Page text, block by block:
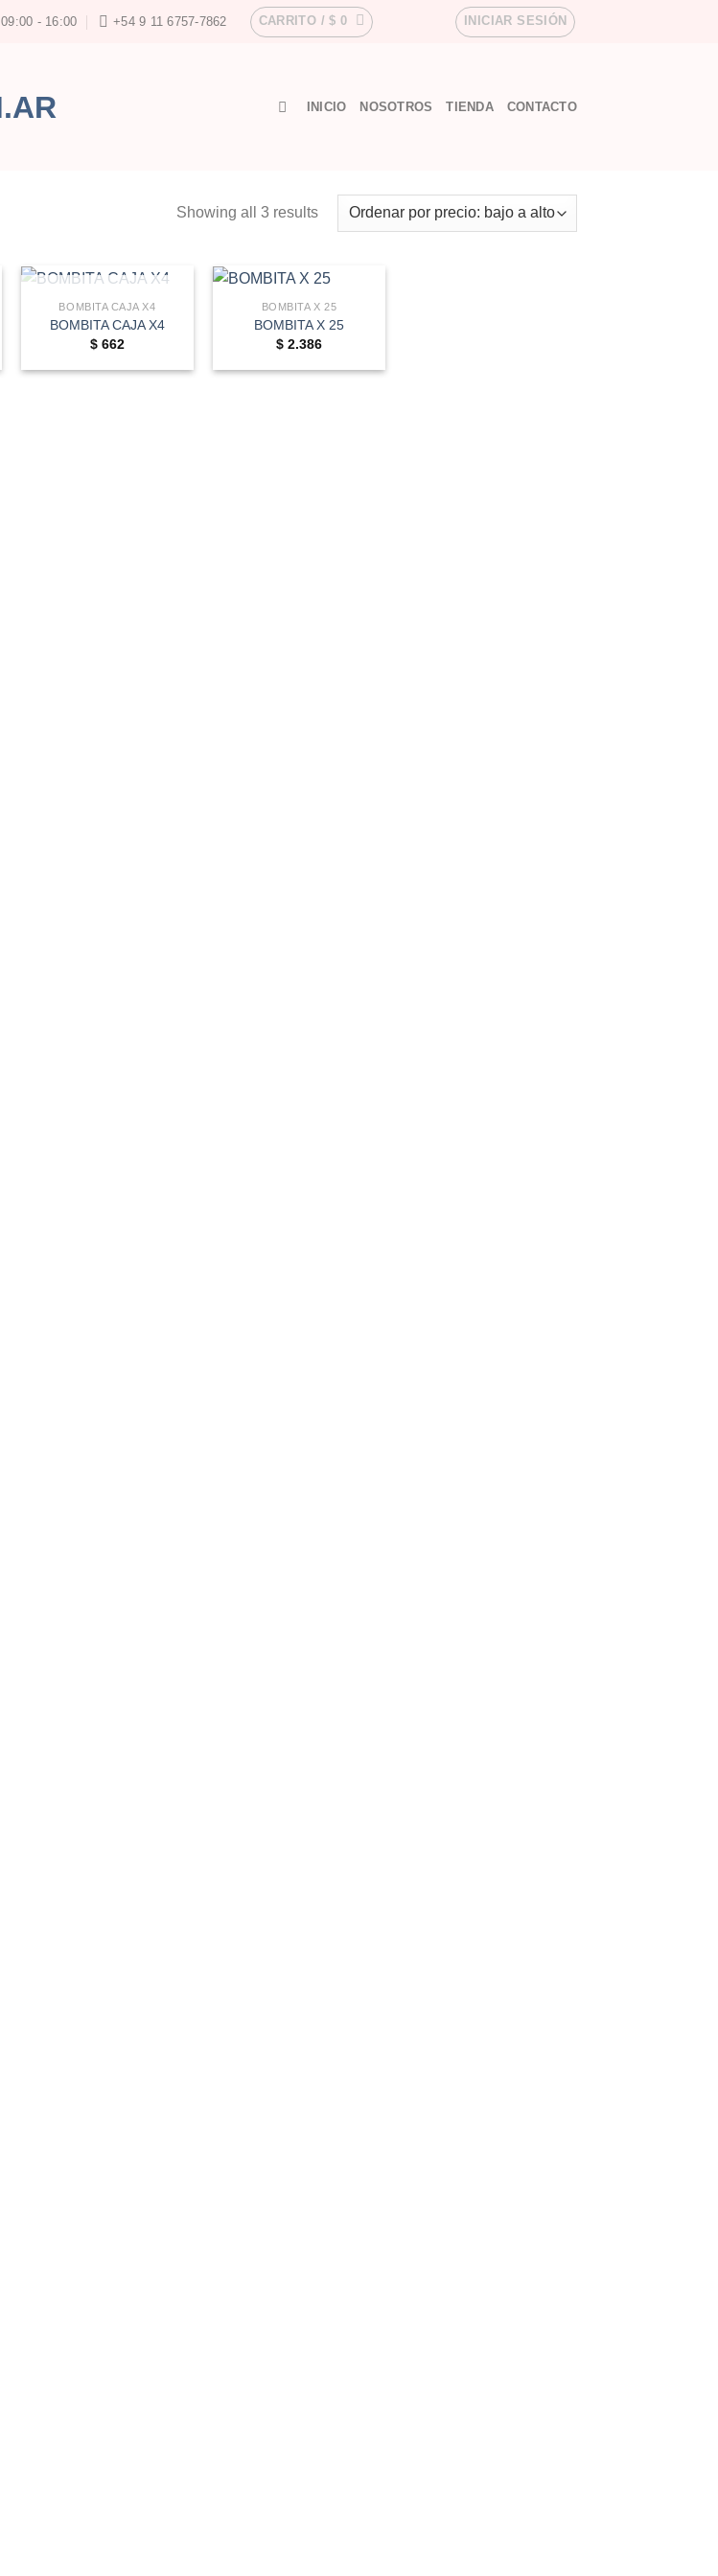
09:00 - 16:00 +54 9 11 6757-7862 CARRITO /$ 0 INICIAR SESIÓN
INICIO NOSOTROS TIENDA CONTACTO
Showing all 3 results
AGOTADO
BOMBITA CAJA X4
BOMBITA CAJA X4
$ 662
BOMBITA X 25
BOMBITA X 25
$ 2.386